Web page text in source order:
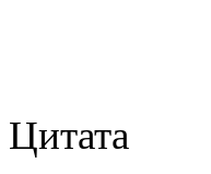
Цитата